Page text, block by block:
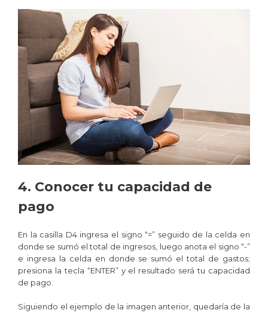
4. Conocer tu capacidad de
pago
En la casilla D4 ingresa el signo “=” seguido de la celda en
donde se sumó el total de ingresos, luego anota el signo “-”
e ingresa la celda en donde se sumó el total de gastos;
presiona la tecla “ENTER” y el resultado será tu capacidad
de pago.
Siguiendo el ejemplo de la imagen anterior, quedaría de la